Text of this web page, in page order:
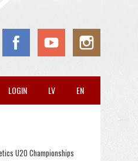
EN
LV
LOGIN
U20 Championships